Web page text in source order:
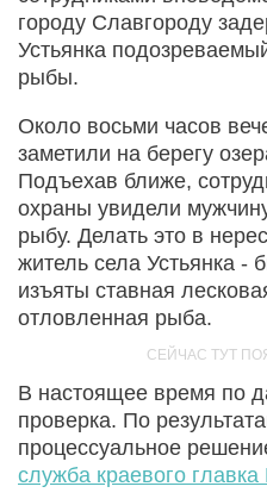
городу Славгороду
Устьянка
рыбы.
Около восьми часов
заметили на берегу
Подъехав ближе,
охраны увидели
рыбу. Делать это в
житель села Устьянка -
изъяты ставная
отловленная рыба.
В настоящее время по
проверка. По
процессуальное
служба краевого